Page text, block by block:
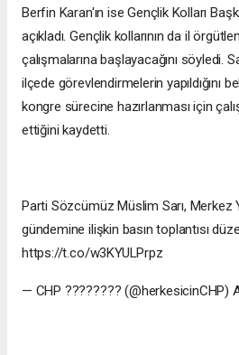
Berfin Karan'ın ise Gençlik Kolları
açıkladı. Gençlik kollarının da il
çalışmalarına başlayacağını söyledi.
ilçede görevlendirmelerin yapıldığını
kongre sürecine hazırlanması için
ettiğini kaydetti.
Parti Sözcümüz Müslim Sarı, Merkez
gündemine ilişkin basın toplantısı
https://t.co/w3KYULPrpz
— CHP ???????? (@herkesicinCHP)